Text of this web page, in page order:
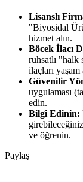
Lisanslı
"Biyosidal
hizmet alın.
Böcek İlacı
ruhsatlı "halk
ilaçları yaşam
Güvenilir
uygulaması
edin.
Bilgi Edinin:
ve öğrenin.
Paylaş